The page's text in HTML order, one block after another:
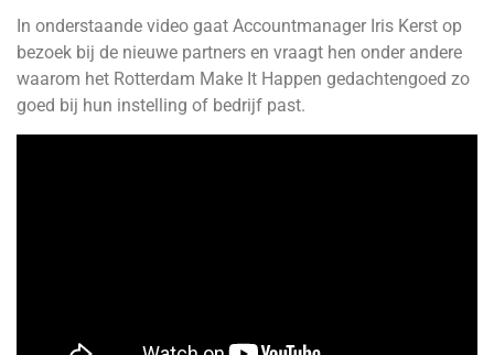
In onderstaande video gaat Accountmanager Iris Kerst op
bezoek bij de nieuwe partners en vraagt hen onder andere
waarom het Rotterdam Make It Happen gedachtengoed zo
goed bij hun instelling of bedrijf past.